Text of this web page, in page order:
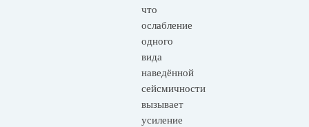
что
ослабление
одного
вида
наведённой
сейсмичности
вызывает
усиление